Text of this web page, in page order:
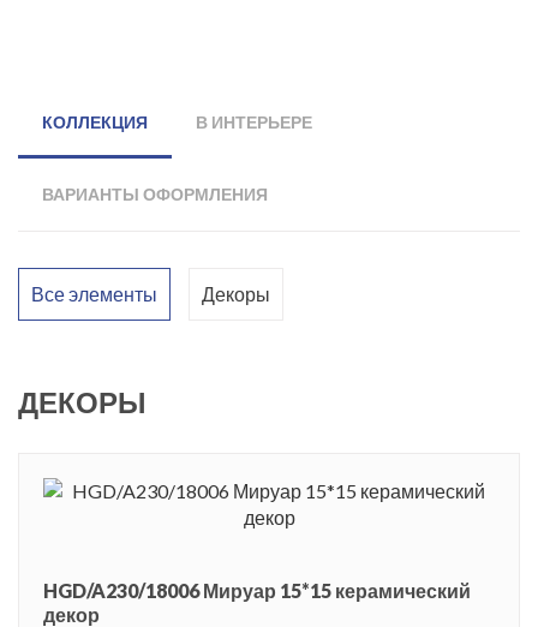
КОЛЛЕКЦИЯ В ИНТЕРЬЕРЕ
ВАРИАНТЫ ОФОРМЛЕНИЯ
Все элементы Декоры
ДЕКОРЫ
HGD/A230/18006 Мируар 15*15 керамический
декор